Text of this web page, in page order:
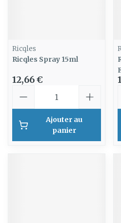
Ricqles
Ricqles Spray 15ml
12,66 €
Ajouter au
panier